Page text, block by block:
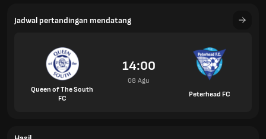
Jadwal pertandingan mendatang
Queen of The South
FC
14:00
08 Agu
Peterhead FC